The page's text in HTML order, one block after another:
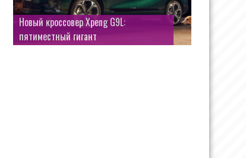
Новый кроссовер Xpeng G9L:
пятиместный гигант
Кроссовер Luxeed RX от Chery и Huawei:
новые изображения перед скорым
запуском